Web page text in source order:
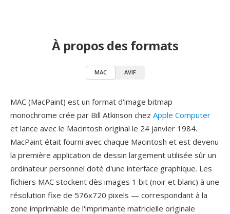
À propos des formats
MAC AVIF
MAC (MacPaint) est un format d'image bitmap
monochrome crée par Bill Atkinson chez Apple Computer
et lance avec le Macintosh original le 24 janvier 1984.
MacPaint était fourni avec chaque Macintosh et est devenu
la première application de dessin largement utilisée sûr un
ordinateur personnel doté d'une interface graphique. Les
fichiers MAC stockent dès images 1 bit (noir et blanc) à une
résolution fixe de 576x720 pixels — correspondant à la
zone imprimable de l'imprimante matricielle originale